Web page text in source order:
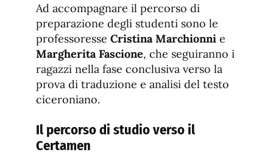
Ad accompagnare il percorso di
preparazione degli studenti sono le
professoresse Cristina Marchionni e
Margherita Fascione, che seguiranno i
ragazzi nella fase conclusiva verso la
prova di traduzione e analisi del testo
ciceroniano.
Il percorso di studio verso il
Certamen